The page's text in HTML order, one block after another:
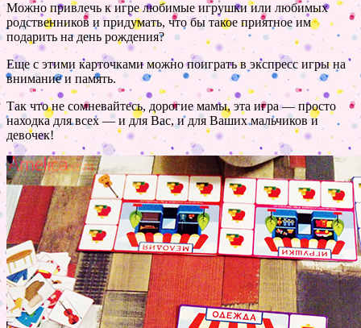
Можно привлечь к игре любимые игрушки или любимых
родственников и придумать, что бы такое приятное им
подарить на день рождения?
Еще с этими карточками можно поиграть в экспресс игры на
внимание и память.
Так что не сомневайтесь, дорогие мамы, эта игра — просто
находка для всех — и для Вас, и для Ваших мальчиков и
девочек!